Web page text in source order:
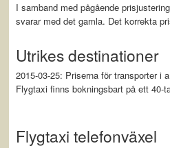
I samband med pågående
svarar med det gamla. Det korrekta
Utrikes destinationer
2015-03-25: Priserna för transporter i
Flygtaxi finns bokningsbart på ett 40-
Flygtaxi telefonväxel